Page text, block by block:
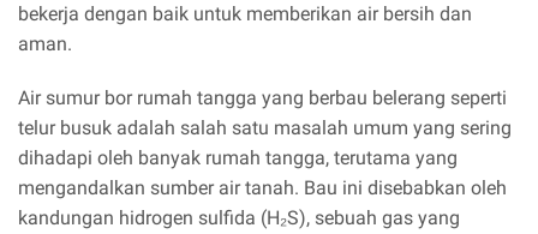
bekerja dengan baik untuk memberikan air bersih dan
aman.
Air sumur bor rumah tangga yang berbau belerang seperti
telur busuk adalah salah satu masalah umum yang sering
dihadapi oleh banyak rumah tangga, terutama yang
mengandalkan sumber air tanah. Bau ini disebabkan oleh
kandungan hidrogen sulfida (H₂S), sebuah gas yang